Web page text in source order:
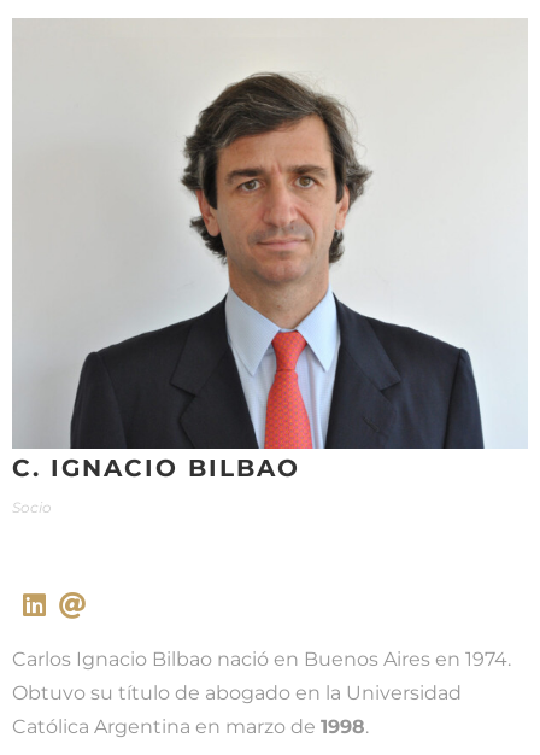
Skip
C. IGNACIO BILBAO
Socio
Carlos Ignacio Bilbao nació en Buenos Aires en 1974.
Obtuvo su título de abogado en la Universidad
Católica Argentina en marzo de 1998.